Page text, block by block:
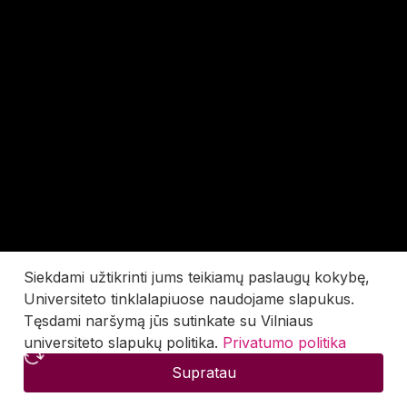
Siekdami užtikrinti jums teikiamų paslaugų kokybę,
Universiteto tinklalapiuose naudojame slapukus.
Tęsdami naršymą jūs sutinkate su Vilniaus
universiteto slapukų politika. Privatumo politika
Supratau